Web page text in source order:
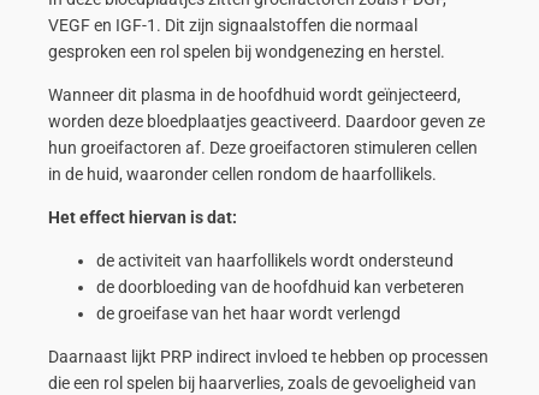
VEGF en IGF-1. Dit zijn signaalstoffen die normaal
gesproken een rol spelen bij wondgenezing en herstel.
Wanneer dit plasma in de hoofdhuid wordt geïnjecteerd,
worden deze bloedplaatjes geactiveerd. Daardoor geven ze
hun groeifactoren af. Deze groeifactoren stimuleren cellen
in de huid, waaronder cellen rondom de haarfollikels.
Het effect hiervan is dat:
de activiteit van haarfollikels wordt ondersteund
de doorbloeding van de hoofdhuid kan verbeteren
de groeifase van het haar wordt verlengd
Daarnaast lijkt PRP indirect invloed te hebben op processen
die een rol spelen bij haarverlies, zoals de gevoeligheid van